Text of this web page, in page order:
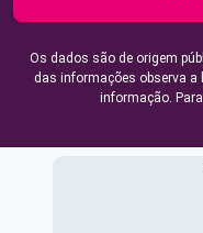
Os dados são de origem
das informações observa a
informação.